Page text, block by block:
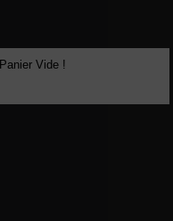
Panier Vide !